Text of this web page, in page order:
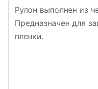
Рулон выполнен из
Предназначен для
пленки.